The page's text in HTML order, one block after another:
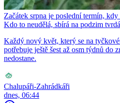
Začátek srpna je poslední termín, kdy
Kdo to neudělá, sbírá na podzim
Každý nový květ, který se na
potřebuje ještě šest až osm týdnů do
nedostane.
Chalupáři-Zahrádkáři
dnes, 06:44